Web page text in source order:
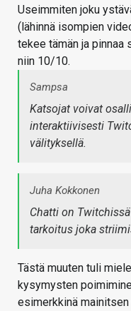
Useimmiten joku
(lähinnä isompien
tekee tämän ja
niin 10/10.
Sampsa
Katsojat voivat
interaktiivisesti
välityksellä.
Juha Kokkonen
Chatti on
tarkoitus joka
Tästä muuten tuli
kysymysten
esimerkkinä mainitsen